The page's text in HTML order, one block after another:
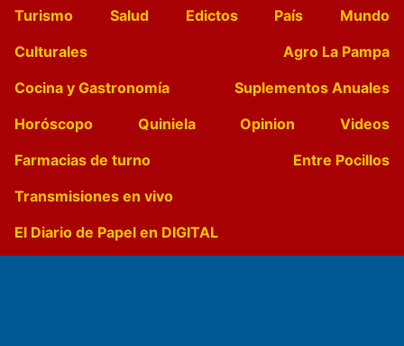
Turismo
Salud Edictos País
Mundo
Culturales
Agro La Pampa
Cocina y Gastronomía
Suplementos Anuales
Horóscopo
Quiniela Opinion
Videos
Farmacias de turno
Entre Pocillos
Transmisiones en vivo
El Diario de Papel en DIGITAL